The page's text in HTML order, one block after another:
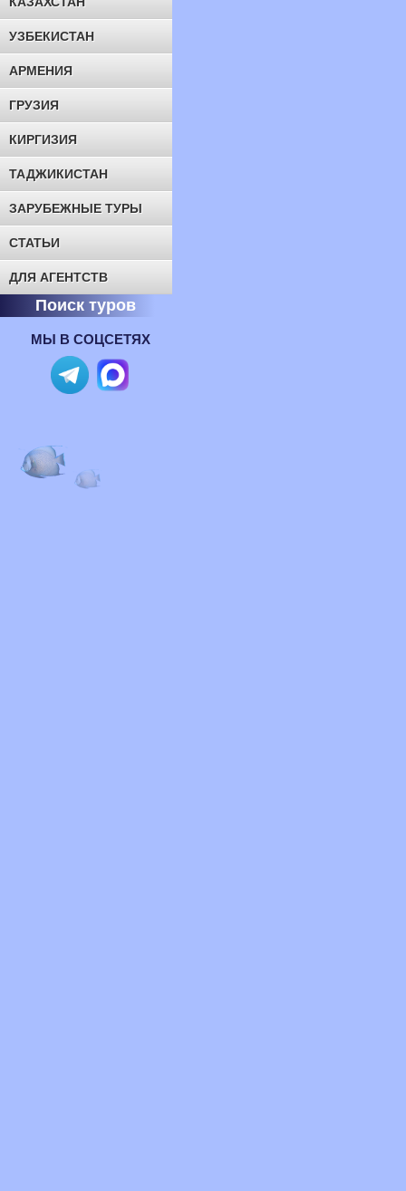
УЗБЕКИСТАН
АРМЕНИЯ
ГРУЗИЯ
КИРГИЗИЯ
ТАДЖИКИСТАН
ЗАРУБЕЖНЫЕ ТУРЫ
СТАТЬИ
ДЛЯ АГЕНТСТВ
Поиск туров
МЫ В СОЦСЕТЯХ